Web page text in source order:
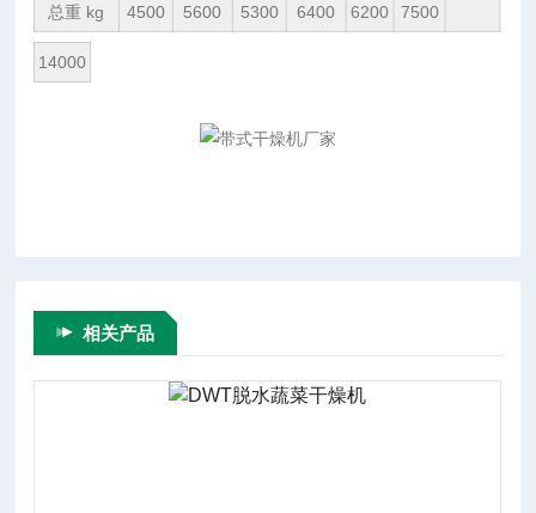
总重 kg 4500 5600 5300 6400 6200 7500
14000
相关产品